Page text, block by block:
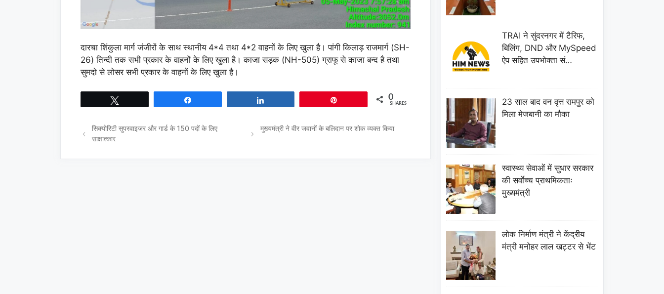
दारचा शिंकुला मार्ग जंजीरों के साथ स्थानीय 4*4 तथा 4*2 वाहनों के लिए खुला है। पांगी किलाड़ राजमार्ग (SH-
26) तिन्दी तक सभी प्रकार के वाहनों के लिए खुला है। काजा सड़क (NH-505) ग्राफू से काजा बन्द है तथा
सुमदो से लोसर सभी प्रकार के वाहनों के लिए खुला है।
0
SHARES
सिक्योरिटी सुपरवाइजर और गार्ड के 150 पदों के लिए
साक्षात्कार
मुख्यमंत्री ने वीर जवानों के बलिदान पर शोक व्यक्त किया
TRAI ने सुंदरनगर में टैरिफ,
बिलिंग, DND और MySpeed
ऐप सहित उपभोक्ता सं…
23 साल बाद वन वृत्त रामपुर को
मिला मेजबानी का मौका
स्वास्थ्य सेवाओं में सुधार सरकार
की सर्वाेच्च प्राथमिकताः
मुख्यमंत्री
लोक निर्माण मंत्री ने केंद्रीय
मंत्री मनोहर लाल खट्टर से भेंट